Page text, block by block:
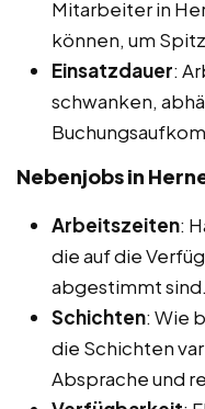
Mitarbeiter in
können, um
Einsatzdauer:
schwanken,
Nebenjobs in
Arbeitszeiten:
die auf die
abgestimmt sind.
Schichten: Wie
die Schichten
Absprache und